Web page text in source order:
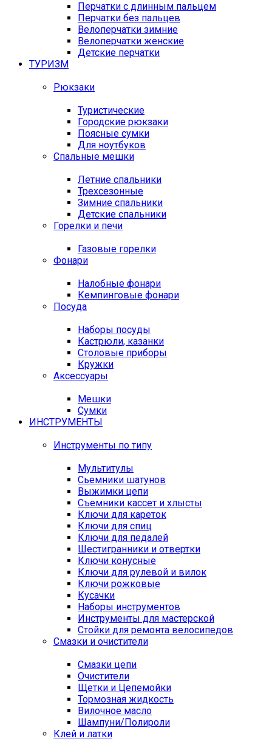
Перчатки с длинным пальцем
Перчатки без пальцев
Велоперчатки зимние
Велоперчатки женские
Детские перчатки
ТУРИЗМ
Рюкзаки
Туристические
Городские рюкзаки
Поясные сумки
Для ноутбуков
Спальные мешки
Летние спальники
Трехсезонные
Зимние спальники
Детские спальники
Горелки и печи
Газовые горелки
Фонари
Налобные фонари
Кемпинговые фонари
Посуда
Наборы посуды
Кастрюли, казанки
Столовые приборы
Кружки
Аксессуары
Мешки
Сумки
ИНСТРУМЕНТЫ
Инструменты по типу
Мультитулы
Сьемники шатунов
Выжимки цепи
Съемники кассет и хлысты
Ключи для кареток
Ключи для спиц
Ключи для педалей
Шестигранники и отвертки
Ключи конусные
Ключи для рулевой и вилок
Ключи рожковые
Кусачки
Наборы инструментов
Инструменты для мастерской
Стойки для ремонта велосипедов
Смазки и очистители
Смазки цепи
Очистители
Щетки и Цепемойки
Тормозная жидкость
Вилочное масло
Шампуни/Полироли
Клей и латки